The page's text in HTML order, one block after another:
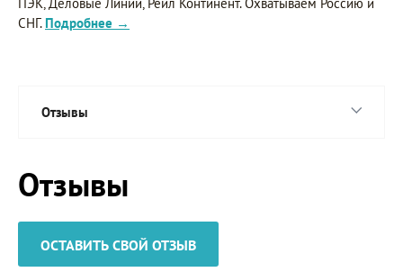
СНГ. Подробнее →
Отзывы
Отзывы
ОСТАВИТЬ СВОЙ ОТЗЫВ